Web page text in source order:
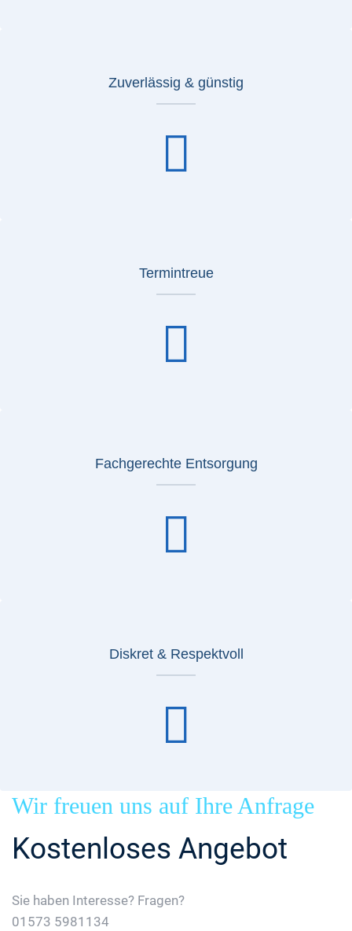
Zuverlässig & günstig
Termintreue
Fachgerechte Entsorgung
Diskret & Respektvoll
Wir freuen uns auf Ihre Anfrage
Kostenloses Angebot
Sie haben Interesse? Fragen?
01573 5981134